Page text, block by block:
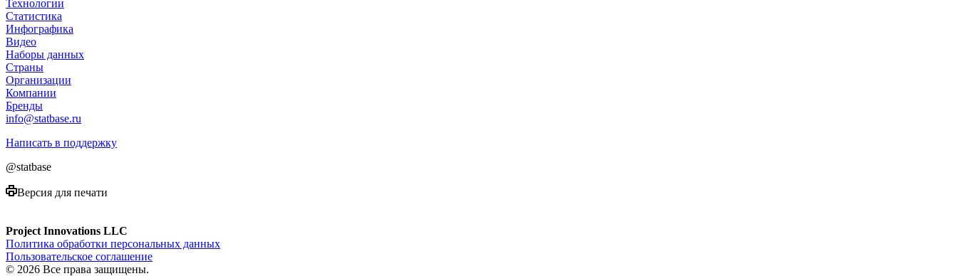
Технологии
Cтатистика
Инфографика
Видео
Наборы данных
Страны
Организации
Компании
Бренды
info@statbase.ru
Написать в поддержку
@statbase
Версия для печати
Project Innovations LLC
Политика обработки персональных данных
Пользовательское соглашение
© 2026 Все права защищены.